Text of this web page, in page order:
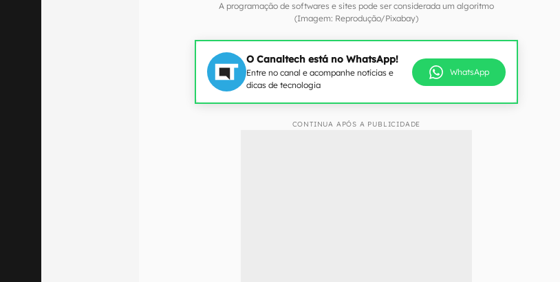
A programação de softwares e sites pode ser considerada um algoritmo
(Imagem: Reprodução/Pixabay)
O Canaltech está no WhatsApp!
Entre no canal e acompanhe notícias e
dicas de tecnologia
WhatsApp
CONTINUA APÓS A PUBLICIDADE